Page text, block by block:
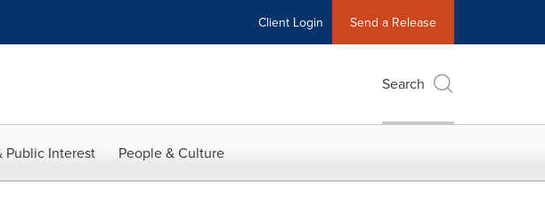
Client Login Send a Release
Search
Public Interest People & Culture